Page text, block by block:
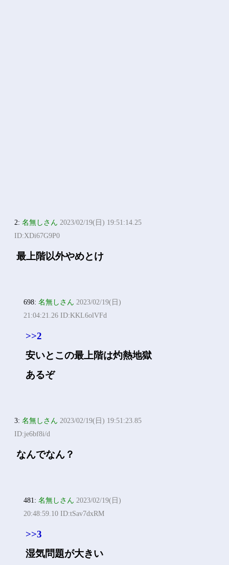
2:名無しさん 2023/02/19(日) 19:51:14.25
ID:XDi67G9P0
最上階以外やめとけ
698:名無しさん 2023/02/19(日)
21:04:21.26 ID:KKL6olVFd
>>2
安いとこの最上階は灼熱地獄
あるぞ
3:名無しさん 2023/02/19(日) 19:51:23.85
ID:je6bf8i/d
なんでなん？
481:名無しさん 2023/02/19(日)
20:48:59.10 ID:tSav7dxRM
>>3
湿気問題が大きい